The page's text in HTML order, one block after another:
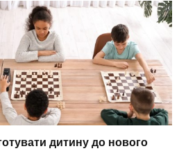
дитину до нового